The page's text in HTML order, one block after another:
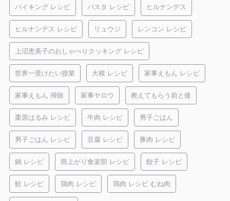
バイキング レシピ パスタ レシピ ヒルナンデス
ヒルナンデス レシピ リュウジ レンコン レシピ
上沼恵美子のおしゃべりクッキング レシピ
世界一受けたい授業 大根 レシピ 家事えもん レシピ
家事えもん 掃除 家事ヤロウ 教えてもらう前と後
栗原はるみ レシピ 牛肉 レシピ 男子ごはん
男子ごはん レシピ 豆腐 レシピ 豚肉 レシピ
鍋 レシピ 雨上がり食楽部 レシピ 餃子 レシピ
鮭 レシピ 鶏肉 レシピ 鶏肉 レシピ むね肉